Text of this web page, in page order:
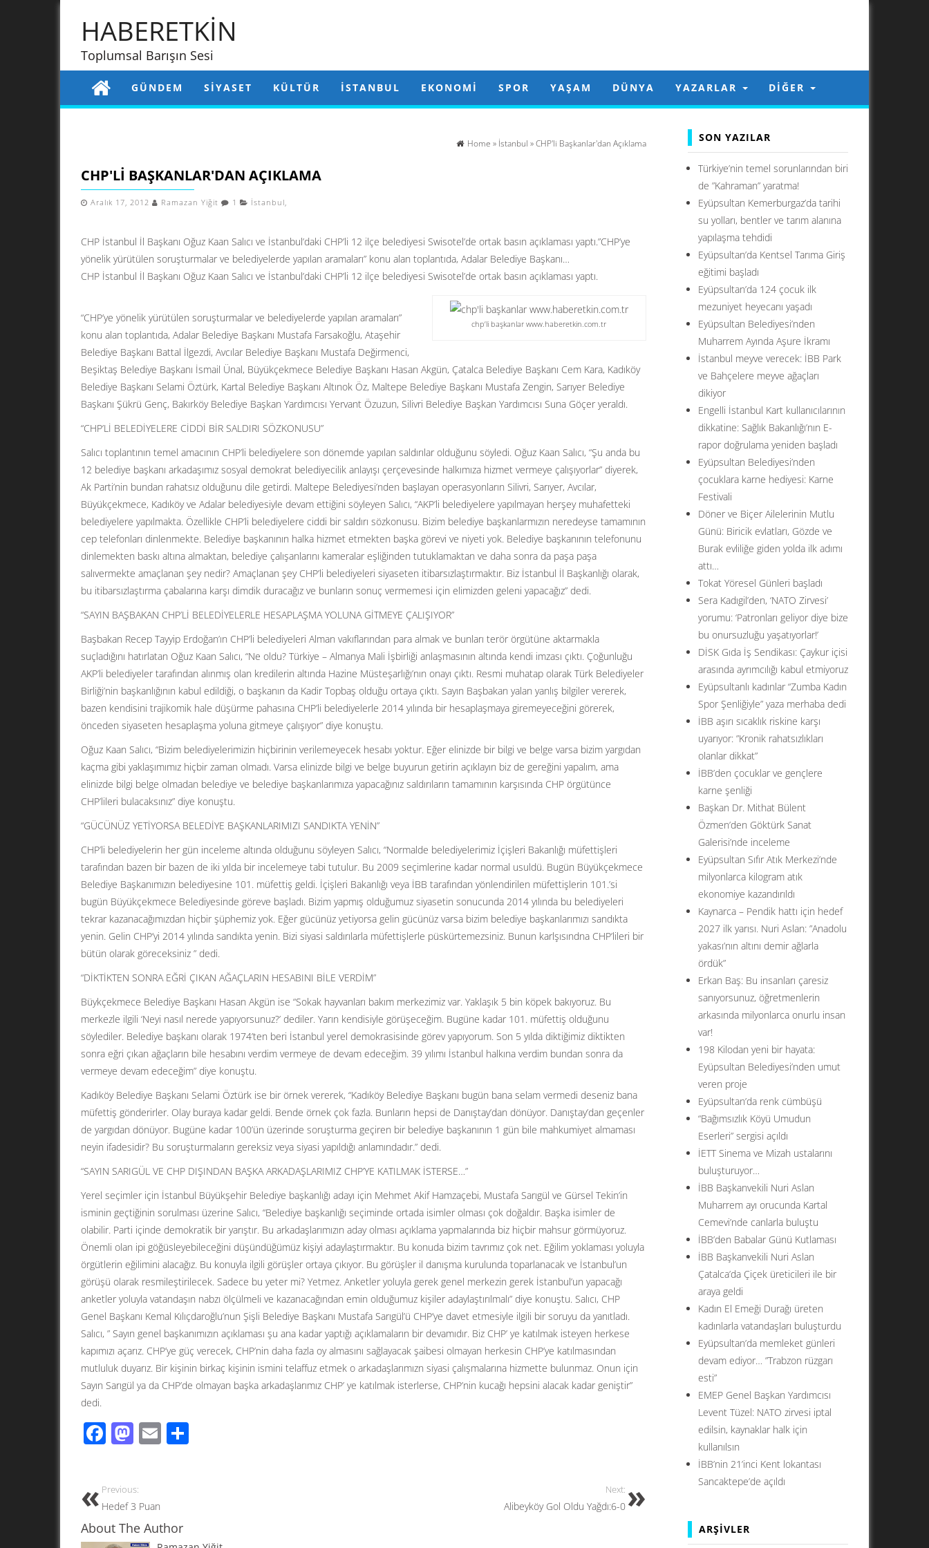
HABERETKİN
Toplumsal Barışın Sesi
GÜNDEM SIYASET KÜLTÜR İSTANBUL EKONOMI SPOR YAŞAM DÜNYA YAZARLAR DIĞER
Home » İstanbul » CHP'li Başkanlar'dan Açıklama
CHP'LI BAŞKANLAR'DAN AÇIKLAMA
Aralık 17, 2012 Ramazan Yiğit 1 İstanbul,
CHP İstanbul İl Başkanı Oğuz Kaan Salıcı ve İstanbul’daki CHP’li 12 ilçe belediyesi Swisotel’de ortak basın açıklaması yaptı.”CHP’ye
yönelik yürütülen soruşturmalar ve belediyelerde yapılan aramaları” konu alan toplantıda, Adalar Belediye Başkanı…
CHP İstanbul İl Başkanı Oğuz Kaan Salıcı ve İstanbul’daki CHP’li 12 ilçe belediyesi Swisotel’de ortak basın açıklaması yaptı.
chp’li başkanlar www.haberetkin.com.tr
“CHP’ye yönelik yürütülen soruşturmalar ve belediyelerde yapılan aramaları”
konu alan toplantıda, Adalar Belediye Başkanı Mustafa Farsakoğlu, Ataşehir
Belediye Başkanı Battal İlgezdi, Avcılar Belediye Başkanı Mustafa Değirmenci,
Beşiktaş Belediye Başkanı İsmail Ünal, Büyükçekmece Belediye Başkanı Hasan Akgün, Çatalca Belediye Başkanı Cem Kara, Kadıköy
Belediye Başkanı Selami Öztürk, Kartal Belediye Başkanı Altınok Öz, Maltepe Belediye Başkanı Mustafa Zengin, Sarıyer Belediye
Başkanı Şükrü Genç, Bakırköy Belediye Başkan Yardımcısı Yervant Özuzun, Silivri Belediye Başkan Yardımcısı Suna Göçer yeraldı.
“CHP’Lİ BELEDİYELERE CİDDİ BİR SALDIRI SÖZKONUSU”
Salıcı toplantının temel amacının CHP’li belediyelere son dönemde yapılan saldırılar olduğunu söyledi. Oğuz Kaan Salıcı, “Şu anda bu
12 belediye başkanı arkadaşımız sosyal demokrat belediyecilik anlayışı çerçevesinde halkımıza hizmet vermeye çalışıyorlar” diyerek,
Ak Parti’nin bundan rahatsız olduğunu dile getirdi. Maltepe Belediyesi’nden başlayan operasyonların Silivri, Sarıyer, Avcılar,
Büyükçekmece, Kadıköy ve Adalar belediyesiyle devam ettiğini söyleyen Salıcı, “AKP’li belediyelere yapılmayan herşey muhafetteki
belediyelere yapılmakta. Özellikle CHP’li belediyelere ciddi bir saldırı sözkonusu. Bizim belediye başkanlarmızın neredeyse tamamının
cep telefonları dinlenmekte. Belediye başkanının halka hizmet etmekten başka görevi ve niyeti yok. Belediye başkanının telefonunu
dinlemekten baskı altına almaktan, belediye çalışanlarını kameralar eşliğinden tutuklamaktan ve daha sonra da paşa paşa
salıvermekte amaçlanan şey nedir? Amaçlanan şey CHP’li belediyeleri siyaseten itibarsızlaştırmaktır. Biz İstanbul İl Başkanlığı olarak,
bu itibarsızlaştırma çabalarına karşı dimdik duracağız ve bunların sonuç vermemesi için elimizden geleni yapacağız” dedi.
“SAYIN BAŞBAKAN CHP’Lİ BELEDİYELERLE HESAPLAŞMA YOLUNA GİTMEYE ÇALIŞIYOR”
Başbakan Recep Tayyip Erdoğan’ın CHP’li belediyeleri Alman vakıflarından para almak ve bunları terör örgütüne aktarmakla
suçladığını hatırlatan Oğuz Kaan Salıcı, “Ne oldu? Türkiye – Almanya Mali İşbirliği anlaşmasının altında kendi imzası çıktı. Çoğunluğu
AKP’li belediyeler tarafından alınmış olan kredilerin altında Hazine Müsteşarlığı’nın onayı çıktı. Resmi muhatap olarak Türk Belediyeler
Birliği’nin başkanlığının kabul edildiği, o başkanın da Kadir Topbaş olduğu ortaya çıktı. Sayın Başbakan yalan yanlış bilgiler vererek,
bazen kendisini trajikomik hale düşürme pahasına CHP’li belediyelerle 2014 yılında bir hesaplaşmaya giremeyeceğini görerek,
önceden siyaseten hesaplaşma yoluna gitmeye çalışıyor” diye konuştu.
Oğuz Kaan Salıcı, “Bizim belediyelerimizin hiçbirinin verilemeyecek hesabı yoktur. Eğer elinizde bir bilgi ve belge varsa bizim yargıdan
kaçma gibi yaklaşımımız hiçbir zaman olmadı. Varsa elinizde bilgi ve belge buyurun getirin açıklayın biz de gereğini yapalım, ama
elinizde bilgi belge olmadan belediye ve belediye başkanlarımıza yapacağınız saldırıların tamamının karşısında CHP örgütünce
CHP’lileri bulacaksınız” diye konuştu.
“GÜCÜNÜZ YETİYORSA BELEDİYE BAŞKANLARIMIZI SANDIKTA YENİN”
CHP’li belediyelerin her gün inceleme altında olduğunu söyleyen Salıcı, “Normalde belediyelerimiz İçişleri Bakanlığı müfettişleri
tarafından bazen bir bazen de iki yılda bir incelemeye tabi tutulur. Bu 2009 seçimlerine kadar normal usuldü. Bugün Büyükçekmece
Belediye Başkanımızın belediyesine 101. müfettiş geldi. İçişleri Bakanlığı veya İBB tarafından yönlendirilen müfettişlerin 101.’si
bugün Büyükçekmece Belediyesinde göreve başladı. Bizim yapmış olduğumuz siyasetin sonucunda 2014 yılında bu belediyeleri
tekrar kazanacağımızdan hiçbir şüphemiz yok. Eğer gücünüz yetiyorsa gelin gücünüz varsa bizim belediye başkanlarımızı sandıkta
yenin. Gelin CHP’yi 2014 yılında sandıkta yenin. Bizi siyasi saldırılarla müfettişlerle püskürtemezsiniz. Bunun karlşısındna CHP’lileri bir
bütün olarak göreceksiniz ” dedi.
“DİKTİKTEN SONRA EĞRİ ÇIKAN AĞAÇLARIN HESABINI BİLE VERDİM”
Büykçekmece Belediye Başkanı Hasan Akgün ise “Sokak hayvanları bakım merkezimiz var. Yaklaşık 5 bin köpek bakıyoruz. Bu
merkezle ilgili ‘Neyi nasıl nerede yapıyorsunuz?’ dediler. Yarın kendisiyle görüşeceğim. Bugüne kadar 101. müfettiş olduğunu
söylediler. Belediye başkanı olarak 1974’ten beri İstanbul yerel demokrasisinde görev yapıyorum. Son 5 yılda diktiğimiz diktikten
sonra eğri çıkan ağaçların bile hesabını verdim vermeye de devam edeceğim. 39 yılımı İstanbul halkına verdim bundan sonra da
vermeye devam edeceğim” diye konuştu.
Kadıköy Belediye Başkanı Selami Öztürk ise bir örnek vererek, “Kadıköy Belediye Başkanı bugün bana selam vermedi deseniz bana
müfettiş gönderirler. Olay buraya kadar geldi. Bende örnek çok fazla. Bunların hepsi de Danıştay’dan dönüyor. Danıştay’dan geçenler
de yargıdan dönüyor. Bugüne kadar 100’ün üzerinde soruşturma geçiren bir belediye başkanının 1 gün bile mahkumiyet almaması
neyin ifadesidir? Bu soruşturmaların gereksiz veya siyasi yapıldığı anlamındadır.” dedi.
“SAYIN SARIGÜL VE CHP DIŞINDAN BAŞKA ARKADAŞLARIMIZ CHP’YE KATILMAK İSTERSE…”
Yerel seçimler için İstanbul Büyükşehir Belediye başkanlığı adayı için Mehmet Akif Hamzaçebi, Mustafa Sarıgül ve Gürsel Tekin’in
isminin geçtiğinin sorulması üzerine Salıcı, “Belediye başkanlığı seçiminde ortada isimler olması çok doğaldır. Başka isimler de
olabilir. Parti içinde demokratik bir yarıştır. Bu arkadaşlarımızın aday olması açıklama yapmalarında biz hiçbir mahsur görmüyoruz.
Önemli olan ipi göğüsleyebileceğini düşündüğümüz kişiyi adaylaştırmaktır. Bu konuda bizim tavrımız çok net. Eğilim yoklaması yoluyla
örgütlerin eğilimini alacağız. Bu konuyla ilgili görüşler ortaya çıkıyor. Bu görüşler il danışma kurulunda toparlanacak ve İstanbul’un
görüşü olarak resmileştirilecek. Sadece bu yeter mi? Yetmez. Anketler yoluyla gerek genel merkezin gerek İstanbul’un yapacağı
anketler yoluyla vatandaşın nabzı ölçülmeli ve kazanacağından emin olduğumuz kişiler adaylaştırılmalı” diye konuştu. Salıcı, CHP
Genel Başkanı Kemal Kılıçdaroğlu’nun Şişli Belediye Başkanı Mustafa Sarıgül’ü CHP’ye davet etmesiyle ilgili bir soruyu da yanıtladı.
Salıcı, ” Sayın genel başkanımızın açıklaması şu ana kadar yaptığı açıklamaların bir devamıdır. Biz CHP’ ye katılmak isteyen herkese
kapımızı açarız. CHP’ye güç verecek, CHP’nin daha fazla oy almasını sağlayacak şaibesi olmayan herkesin CHP’ye katılmasından
mutluluk duyarız. Bir kişinin birkaç kişinin ismini telaffuz etmek o arkadaşlarımızn siyasi çalışmalarına hizmette bulunmaz. Onun için
Sayın Sarıgül ya da CHP’de olmayan başka arkadaşlarımız CHP’ ye katılmak isterlerse, CHP’nin kucağı hepsini alacak kadar geniştir”
dedi.
F
b
o
M
d
o
E
Previous:
Hedef 3 Puan
Next:
Alibeyköy Gol Oldu Yağdı:6-0
About The Author
SON YAZILAR
Türkiye’nin temel sorunlarından biri
de ”Kahraman” yaratma!
Eyüpsultan Kemerburgaz’da tarihi
su yolları, bentler ve tarım alanına
yapılaşma tehdidi
Eyüpsultan’da Kentsel Tarıma Giriş
eğitimi başladı
Eyüpsultan’da 124 çocuk ilk
mezuniyet heyecanı yaşadı
Eyüpsultan Belediyesi’nden
Muharrem Ayında Aşure İkramı
İstanbul meyve verecek: İBB Park
ve Bahçelere meyve ağaçları
dikiyor
Engelli İstanbul Kart kullanıcılarının
dikkatine: Sağlık Bakanlığı’nın E-
rapor doğrulama yeniden başladı
Eyüpsultan Belediyesi’nden
çocuklara karne hediyesi: Karne
Festivali
Döner ve Biçer Ailelerinin Mutlu
Günü: Biricik evlatları, Gözde ve
Burak evliliğe giden yolda ilk adımı
attı…
Tokat Yöresel Günleri başladı
Sera Kadıgil’den, ‘NATO Zirvesi’
yorumu: ‘Patronları geliyor diye bize
bu onursuzluğu yaşatıyorlar!’
DİSK Gıda İş Sendikası: Çaykur içisi
arasında ayrımcılığı kabul etmiyoruz
Eyüpsultanlı kadınlar “Zumba Kadın
Spor Şenliğiyle” yaza merhaba dedi
İBB aşırı sıcaklık riskine karşı
uyarıyor: ”Kronik rahatsızlıkları
olanlar dikkat”
İBB’den çocuklar ve gençlere
karne şenliği
Başkan Dr. Mithat Bülent
Özmen’den Göktürk Sanat
Galerisi’nde inceleme
Eyüpsultan Sıfır Atık Merkezi’nde
milyonlarca kilogram atık
ekonomiye kazandırıldı
Kaynarca – Pendik hattı için hedef
2027 ilk yarısı. Nuri Aslan: ”Anadolu
yakası’nın altını demir ağlarla
ördük”
Erkan Baş: Bu insanları çaresiz
sanıyorsunuz, öğretmenlerin
arkasında milyonlarca onurlu insan
var!
198 Kilodan yeni bir hayata:
Eyüpsultan Belediyesi’nden umut
veren proje
Eyüpsultan’da renk cümbüşü
“Bağımsızlık Köyü Umudun
Eserleri” sergisi açıldı
İETT Sinema ve Mizah ustalarını
buluşturuyor…
İBB Başkanvekili Nuri Aslan
Muharrem ayı orucunda Kartal
Cemevi’nde canlarla buluştu
İBB’den Babalar Günü Kutlaması
İBB Başkanvekili Nuri Aslan
Çatalca’da Çiçek üreticileri ile bir
araya geldi
Kadın El Emeği Durağı üreten
kadınlarla vatandaşları buluşturdu
Eyüpsultan’da memleket günleri
devam ediyor… ”Trabzon rüzgarı
esti”
EMEP Genel Başkan Yardımcısı
Levent Tüzel: NATO zirvesi iptal
edilsin, kaynaklar halk için
kullanılsın
İBB’nin 21’inci Kent lokantası
Sancaktepe’de açıldı
ARŞIVLER